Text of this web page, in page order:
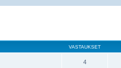
VASTAUKSET
4